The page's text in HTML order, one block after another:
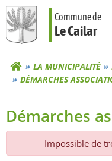
Aller
au
contenu
Commune de
Le Cailar
LA MUNICIPALITÉ
DÉMARCHES
Démarches
Impossible de